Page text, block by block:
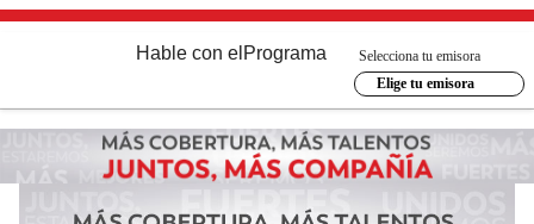
Hable con el Programa
Selecciona tu emisora
Elige tu emisora